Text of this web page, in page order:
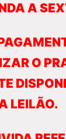
A
O
LEILÃO.